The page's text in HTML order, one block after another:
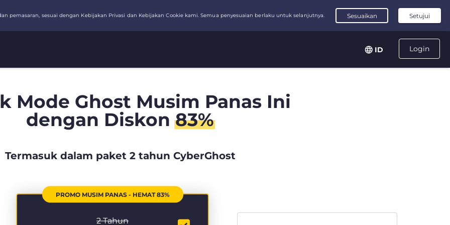
Login
ID
Mode Ghost Musim Panas Ini
dengan Diskon83%
Termasuk dalam paket 2 tahun CyberGhost
PROMO MUSIM PANAS - HEMAT 83%
2 Tahun